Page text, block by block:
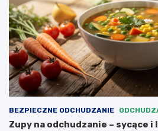
BEZPIECZNE ODCHUDZANIE
Zupy na odchudzanie – sycące